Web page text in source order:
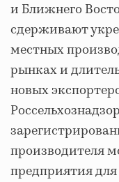
и Ближнего
сдерживают
местных
рынках и
новых
производителя
предприятия